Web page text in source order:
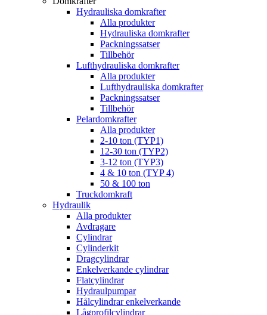
Hydrauliska domkrafter
Alla produkter
Hydrauliska domkrafter
Packningssatser
Tillbehör
Lufthydrauliska domkrafter
Alla produkter
Lufthydrauliska domkrafter
Packningssatser
Tillbehör
Pelardomkrafter
Alla produkter
2-10 ton (TYP1)
12-30 ton (TYP2)
3-12 ton (TYP3)
4 & 10 ton (TYP 4)
50 & 100 ton
Truckdomkraft
Hydraulik
Alla produkter
Avdragare
Cylindrar
Cylinderkit
Dragcylindrar
Enkelverkande cylindrar
Flatcylindrar
Hydraulpumpar
Hålcylindrar enkelverkande
Lågprofilcylindrar